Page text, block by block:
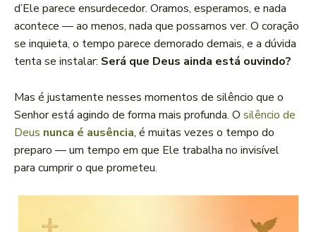
d’Ele parece ensurdecedor. Oramos, esperamos, e nada
acontece — ao menos, nada que possamos ver. O coração
se inquieta, o tempo parece demorado demais, e a dúvida
tenta se instalar: Será que Deus ainda está ouvindo?
Mas é justamente nesses momentos de silêncio que o
Senhor está agindo de forma mais profunda. O silêncio de
Deus nunca é ausência, é muitas vezes o tempo do
preparo — um tempo em que Ele trabalha no invisível
para cumprir o que prometeu.